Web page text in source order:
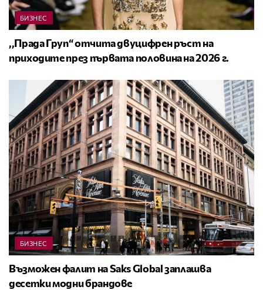
БИЗНЕС
,,Прада Груп“ отчита двуцифрен ръст на
приходите през първата половина на 2026 г.
БИЗНЕС
Възможен фалит на Saks Global заплашва
десетки модни брандове